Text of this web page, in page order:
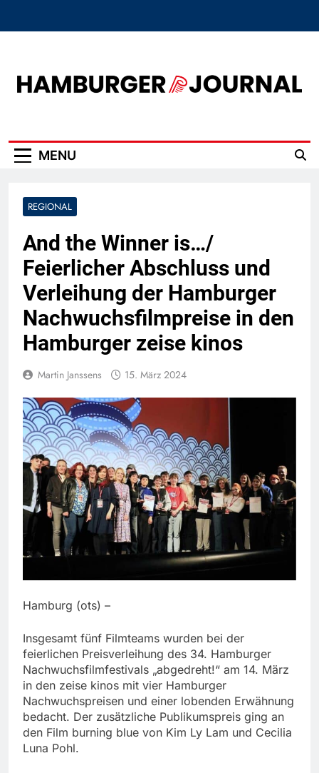
MENU
REGIONAL
And the Winner is…/
Feierlicher Abschluss und
Verleihung der Hamburger
Nachwuchsfilmpreise in den
Hamburger zeise kinos
Martin Janssens 15. März 2024
Hamburg (ots) –
Insgesamt fünf Filmteams wurden bei der
feierlichen Preisverleihung des 34. Hamburger
Nachwuchsfilmfestivals „abgedreht!“ am 14. März
in den zeise kinos mit vier Hamburger
Nachwuchspreisen und einer lobenden Erwähnung
bedacht. Der zusätzliche Publikumspreis ging an
den Film burning blue von Kim Ly Lam und Cecilia
Luna Pohl.